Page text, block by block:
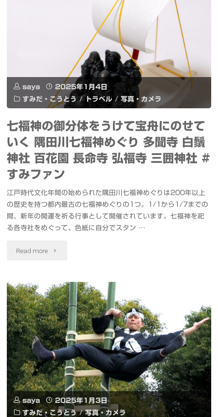
じ
ゅ
#
バ
ク
リ"
テ
ィ
ク
ビ
デ
オ
を
ロ
ラ
ム
表
示
#LookingGlassGo"
ガ
ス
フ
ィ
ル
ム
購
入
Scaniverse
で
3D
ス
キ
ャ
ン・
saya
2025年1月4日
すみだ・こうとう / トラベル / 写真・カメラ
七福神の御分体をうけて宝舟にのせて
いく 隅田川七福神めぐり 多聞寺 白鬚
神社 百花園 長命寺 弘福寺 三囲神社 #
すみファン
江戸時代文化年間の始められた隅田川七福神めぐりは200年以上
の歴史を持つ都内最古の七福神めぐりの1つ。1/1から1/7までの
間、新年の開運を祈る行事として開催されています。七福神を祀
る各寺社をめぐって、色紙に自分でスタン …
Read more "七
神
の
御
分
体
を
う
saya
2025年1月3日
すみだ・こうとう / 写真・カメラ